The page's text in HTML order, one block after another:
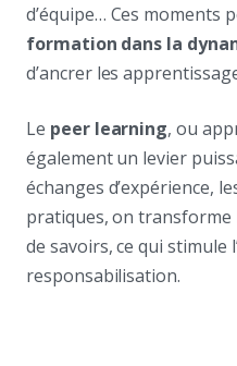
d’équipe… Ces moments
formation dans la
d’ancrer les
Le peer learning, ou
également un levier
échanges d’expérience,
pratiques, on transforme
de savoirs, ce qui stimule
responsabilisation.